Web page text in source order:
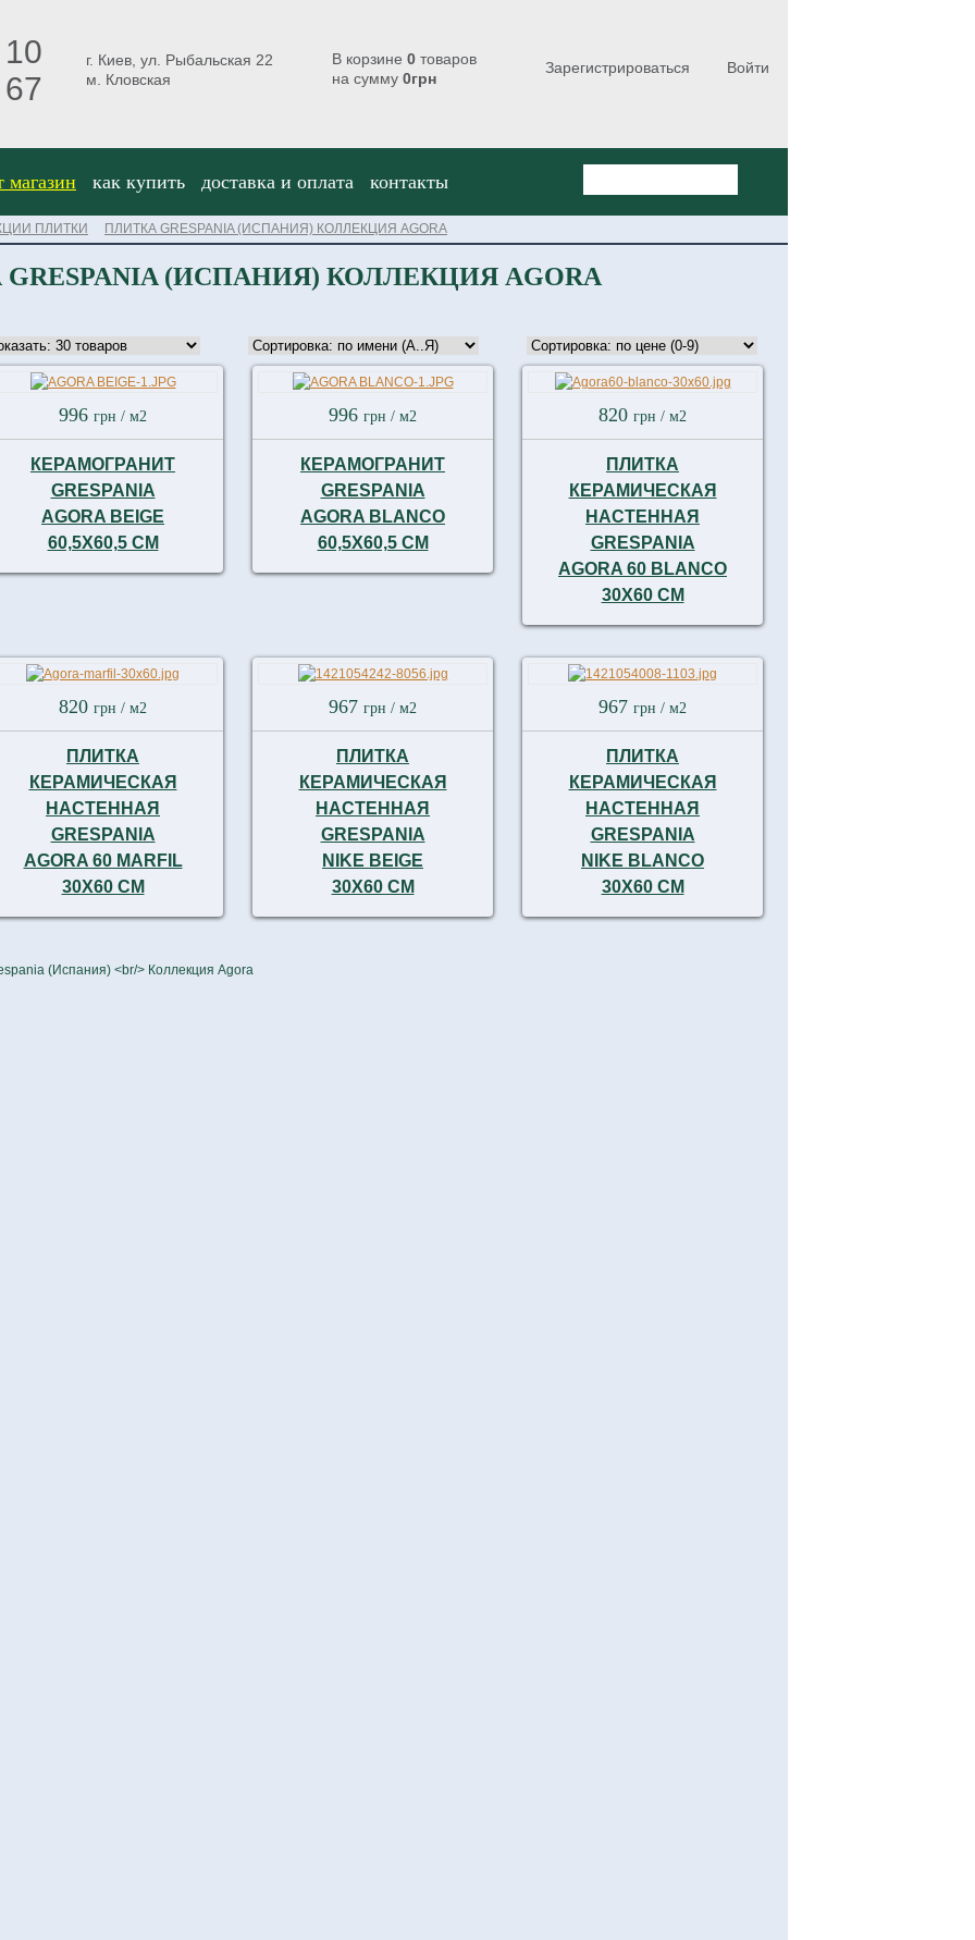
г. Киев, ул. Рыбальская 22
м. Кловская
В корзине 0 товаров
на сумму 0грн
Зарегистрироваться Войти
магазин как купить доставка и оплата контакты
ПЛИТКИ ПЛИТКА GRESPANIA (ИСПАНИЯ) КОЛЛЕКЦИЯ AGORA
(ИСПАНИЯ) КОЛЛЕКЦИЯ AGORA
996 грн / м2
КЕРАМОГРАНИТ
GRESPANIA
AGORA BEIGE
60,5Х60,5 СМ
996 грн / м2
КЕРАМОГРАНИТ
GRESPANIA
AGORA BLANCO
60,5Х60,5 СМ
820 грн / м2
ПЛИТКА
КЕРАМИЧЕСКАЯ
НАСТЕННАЯ
GRESPANIA
AGORA 60 BLANCO
30X60 СМ
820 грн / м2
ПЛИТКА
КЕРАМИЧЕСКАЯ
НАСТЕННАЯ
GRESPANIA
AGORA 60 MARFIL
30X60 СМ
967 грн / м2
ПЛИТКА
КЕРАМИЧЕСКАЯ
НАСТЕННАЯ
GRESPANIA
NIKE BEIGE
30X60 СМ
967 грн / м2
ПЛИТКА
КЕРАМИЧЕСКАЯ
НАСТЕННАЯ
GRESPANIA
NIKE BLANCO
30X60 СМ
(Испания) <br/> Коллекция Agora